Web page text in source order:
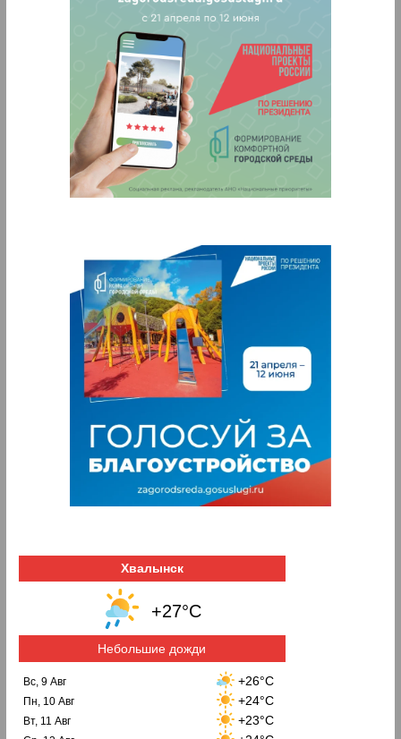
Хвалынск
+27°C
Небольшие дожди
Вс, 9 Авг +26°C
Пн, 10 Авг +24°C
Вт, 11 Авг +23°C